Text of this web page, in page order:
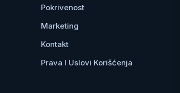
Pokrivenost
Marketing
Kontakt
Prava I Uslovi Korišćenja